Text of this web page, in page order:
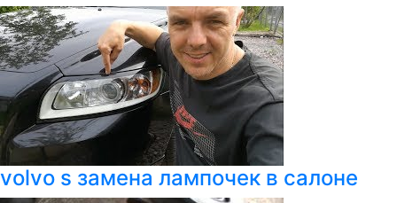
volvo s замена лампочек в салоне